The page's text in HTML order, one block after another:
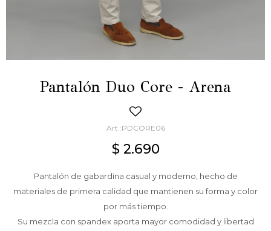
Pantalón Duo Core - Arena
PDCORE06
$ 2.690
Pantalón de gabardina casual y moderno, hecho de
materiales de primera calidad que mantienen su forma y color
por más tiempo.
Su mezcla con spandex aporta mayor comodidad y libertad